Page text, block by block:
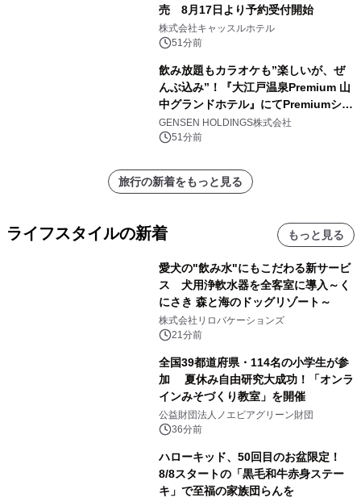
売 8月17日より予約受付開始
株式会社キャッスルホテル
51分前
飲み放題もカラオケも”楽しいが、ぜ
んぶ込み”！『大江戸温泉Premium 山
中グランドホテル』にてPremiumシリ
ーズ初のオールインクルーシブ導入
GENSEN HOLDINGS株式会社
51分前
旅行の新着をもっと見る
ライフスタイルの新着 もっと見る
愛犬の"飲み水"にもこだわる新サービ
ス 犬用浄軟水器を全客室に導入～く
にさき 森と海のドッグリゾート～
株式会社リロバケーションズ
21分前
全国39都道府県・114名の小学生が参
加 夏休み自由研究大成功！「オンラ
インみそづくり教室」を開催
公益財団法人ノエビアグリーン財団
36分前
ハローキッド、50回目のお盆限定！
8/8スタートの「黒毛和牛赤身ステー
キ」で至福の家族団らんを